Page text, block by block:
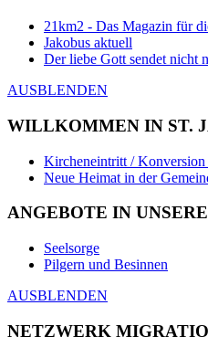
21km2 - Das Magazin für
Jakobus aktuell
Der liebe Gott sendet nicht
AUSBLENDEN
WILLKOMMEN IN ST.
Kircheneintritt / Konversion
Neue Heimat in der
ANGEBOTE IN
Seelsorge
Pilgern und Besinnen
AUSBLENDEN
NETZWERK